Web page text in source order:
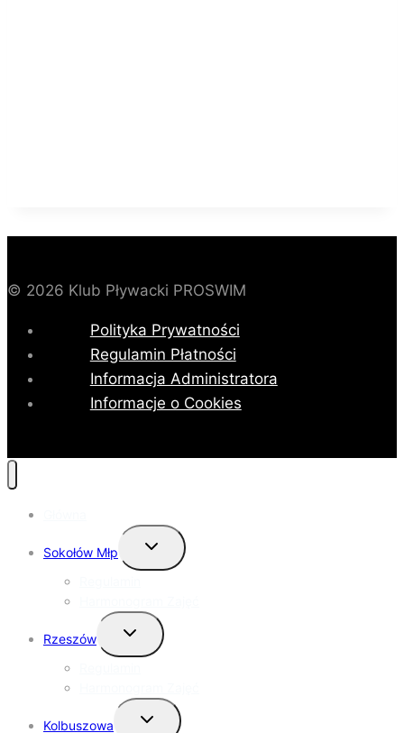
© 2026 Klub Pływacki PROSWIM
Polityka Prywatności
Regulamin Płatności
Informacja Administratora
Informacje o Cookies
Sokołów Młp
Przełącz
podrzędne
Rzeszów
Przełącz
podrzędne
Kolbuszowa
Przełącz